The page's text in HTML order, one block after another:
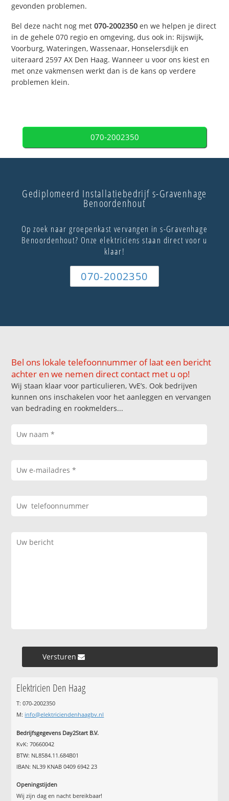
gevonden problemen.
Bel deze nacht nog met070-2002350 en we helpen je direct
in de gehele 070 regio en omgeving, dus ook in: Rijswijk,
Voorburg, Wateringen, Wassenaar, Honselersdijk en
uiteraard 2597 AX Den Haag. Wanneer u voor ons kiest en
met onze vakmensen werkt dan is de kans op verdere
problemen klein.
070-2002350
Gediplomeerd Installatiebedrijf s-Gravenhage
Benoordenhout
Op zoek naar groepenkast vervangen in s-Gravenhage
Benoordenhout? Onze elektriciens staan direct voor u
klaar!
070-2002350
Bel ons lokale telefoonnummer of laat een bericht
achter en we nemen direct contact met u op!
Wij staan klaar voor particulieren, VvE’s. Ook bedrijven
kunnen ons inschakelen voor het aanleggen en vervangen
van bedrading en rookmelders...
Versturen »
Elektricien Den Haag
T: 070-2002350
M: info@elektriciendenhaagbv.nl
Bedrijfsgegevens Day2Start B.V.
KvK: 70660042
BTW: NL8584.11.684B01
IBAN: NL39 KNAB 0409 6942 23
Openingstijden
Wij zijn dag en nacht bereikbaar!